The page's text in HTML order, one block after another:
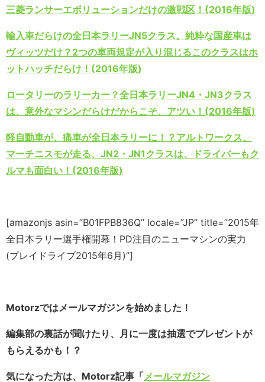
三菱ランサーエボリューションだけの激戦区！(2016年版)
輸入車だらけの全日本ラリーJN5クラス。純粋な国産車は
ヴィッツだけ？2つの車両規定が入り混じるこのクラスはホ
ットハッチだらけ！(2016年版)
ロータリーのラリーカー？全日本ラリーJN4・JN3クラス
は、意外なマシンだらけだからこそ、アツい！(2016年版)
軽自動車が、痛車が全日本ラリーに！？アルトワークス、
マーチニスモが走る、JN2・JN1クラスは、ドライバーもク
ルマも面白い！(2016年版)
[amazonjs asin=”B01FPB836Q” locale=”JP” title=”2015年
全日本ラリー選手権開幕！PD注目のニューマシンの実力
(プレイドライブ2015年6月)”]
Motorzではメールマガジンを始めました！
編集部の裏話が聞けたり、月に一度は抽選でプレゼントが
もらえるかも！？
気になった方は、Motorz記事「メールマガジン